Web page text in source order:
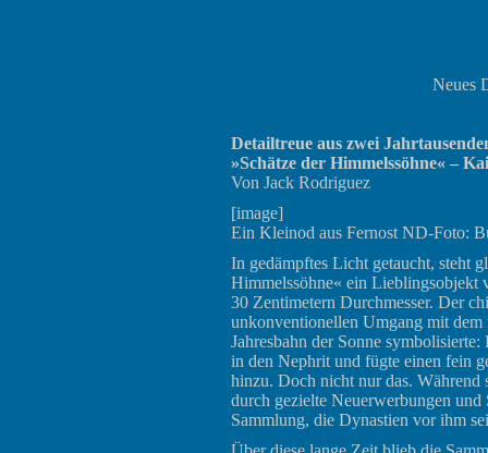
Neues
Detailtreue aus zwei
»Schätze der Himmelssöhne« –
Von Jack Rodriguez
[image]
Ein Kleinod aus Fernost ND-Foto:
In gedämpftes Licht getaucht, steht
Himmelssöhne« ein Lieblingsobjekt
30 Zentimetern Durchmesser. Der
unkonventionellen Umgang mit
Jahresbahn der Sonne
in den Nephrit und fügte einen fein
hinzu. Doch nicht nur das. Während
durch gezielte Neuerwerbungen und
Sammlung, die Dynastien vor ihm